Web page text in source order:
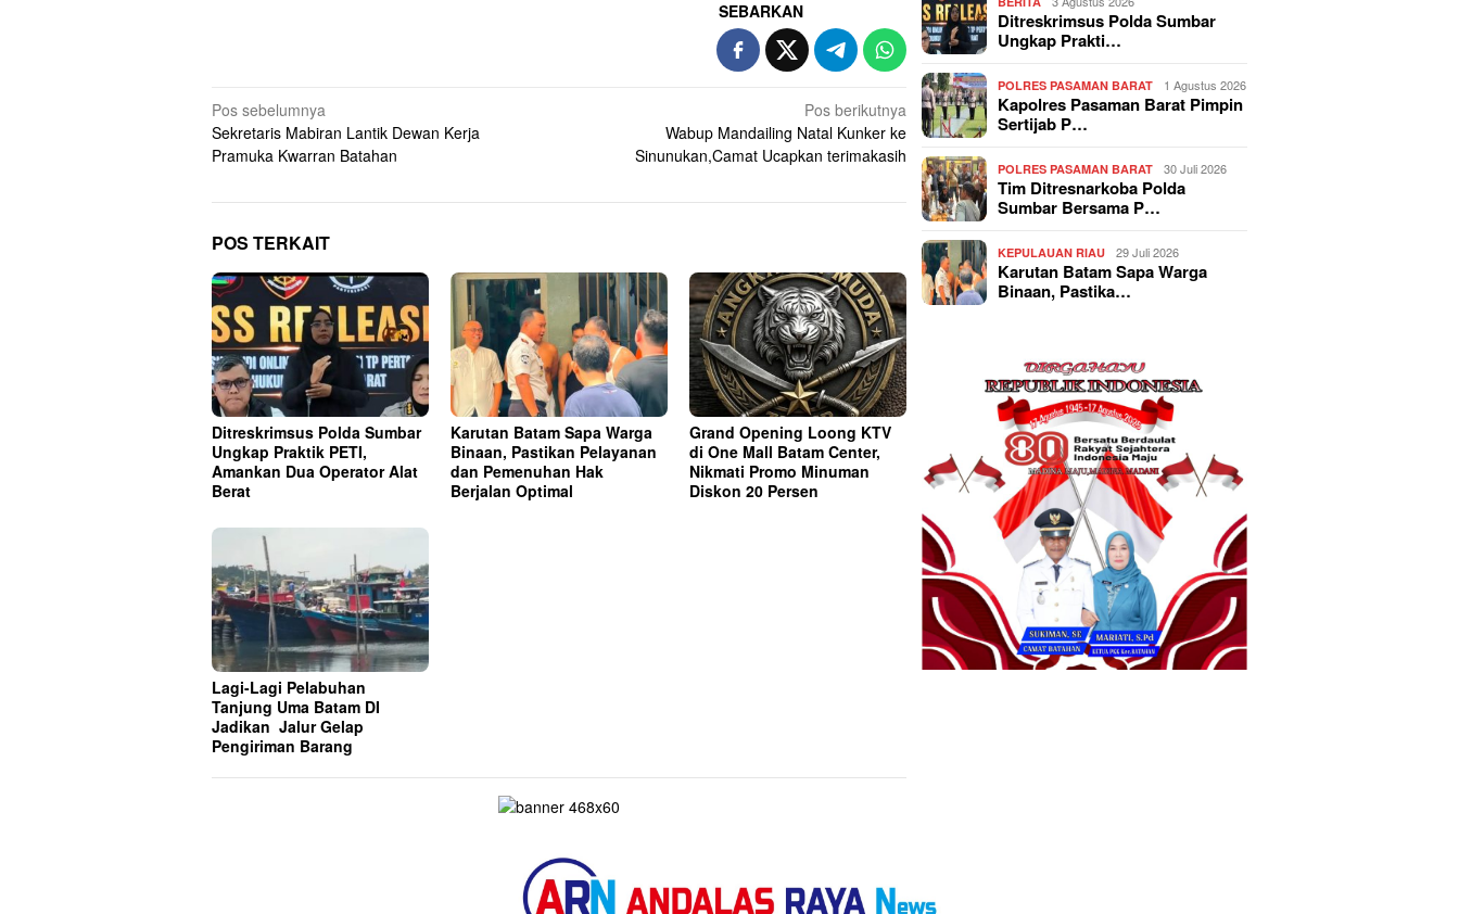
SEBARKAN
Navigasi
pos
Pos sebelumnya
Sekretaris Mabiran Lantik Dewan Kerja
Pramuka Kwarran Batahan
Pos berikutnya
Wabup Mandailing Natal Kunker ke
Sinunukan,Camat Ucapkan terimakasih
POS TERKAIT
Ditreskrimsus Polda Sumbar
Ungkap Praktik PETI,
Amankan Dua Operator Alat
Berat
Karutan Batam Sapa Warga
Binaan, Pastikan Pelayanan
dan Pemenuhan Hak
Berjalan Optimal
Grand Opening Loong KTV
di One Mall Batam Center,
Nikmati Promo Minuman
Diskon 20 Persen
Lagi-Lagi Pelabuhan
Tanjung Uma Batam DI
Jadikan Jalur Gelap
Pengiriman Barang
Ditreskrimsus Polda Sumbar
Ungkap Prakti…
POLRES PASAMAN BARAT 1 Agustus 2026
Kapolres Pasaman Barat Pimpin
Sertijab P…
POLRES PASAMAN BARAT 30 Juli 2026
Tim Ditresnarkoba Polda
Sumbar Bersama P…
KEPULAUAN RIAU 29 Juli 2026
Karutan Batam Sapa Warga
Binaan, Pastika…